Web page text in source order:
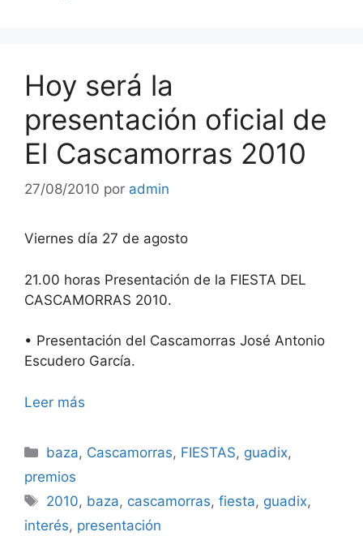
Hoy será la
presentación oficial de
El Cascamorras 2010
27/08/2010 por admin
Viernes día 27 de agosto
21.00 horas Presentación de la FIESTA DEL
CASCAMORRAS 2010.
• Presentación del Cascamorras José Antonio
Escudero García.
Leer más
Categorías
baza, Cascamorras, FIESTAS, guadix,
premios
Etiquetas
2010, baza, cascamorras,fiesta, guadix,
interés, presentación